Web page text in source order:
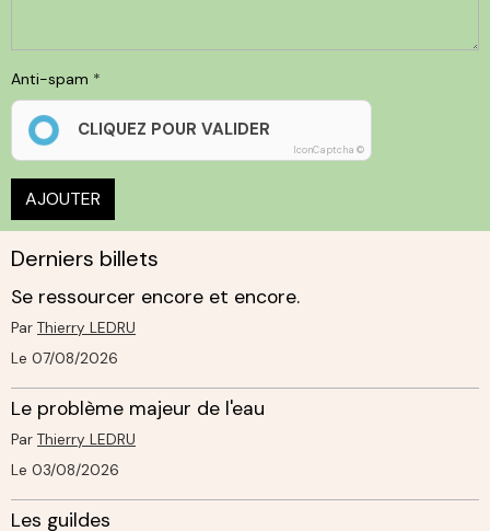
Anti-spam
CLIQUEZ POUR VALIDER
IconCaptcha ©
AJOUTER
Derniers billets
Se ressourcer encore et encore.
Par Thierry LEDRU
Le 07/08/2026
Le problème majeur de l'eau
Par Thierry LEDRU
Le 03/08/2026
Les guildes